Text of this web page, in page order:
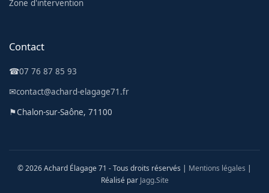
Zone d'intervention
Contact
☎07 76 87 85 93
✉contact@achard-elagage71.fr
⚑Chalon-sur-Saône, 71100
© 2026 Achard Élagage 71 - Tous droits réservés | Mentions légales |
Réalisé par Jagg.Site